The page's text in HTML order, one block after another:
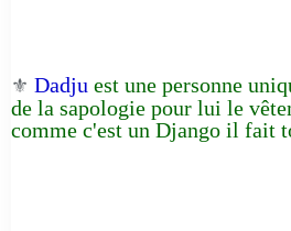
⚜️ Dadju est une personne
de la sapologie pour lui le
comme c'est un Django il fait